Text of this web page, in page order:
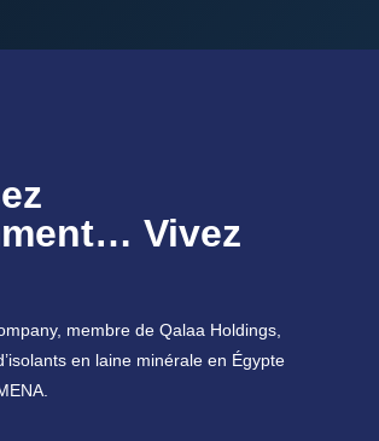
Vivez
membre de Qalaa Holdings,
en laine minérale en Égypte